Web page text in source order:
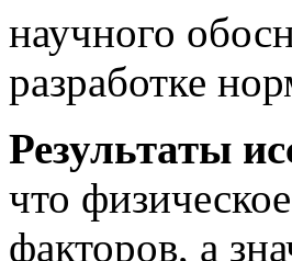
научного
разработке
Результаты
что
факторов, а